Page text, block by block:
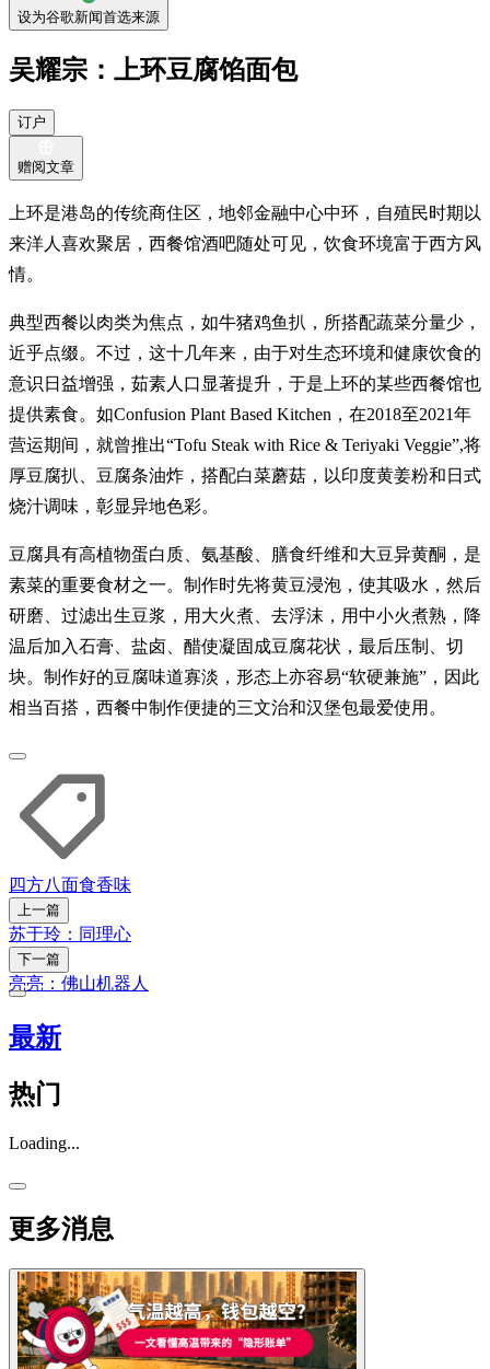
设为谷歌新闻首选来源
吴耀宗：上环豆腐馅面包
订户
赠阅文章
上环是港岛的传统商住区，地邻金融中心中环，自殖民时期以
来洋人喜欢聚居，西餐馆酒吧随处可见，饮食环境富于西方风
情。
典型西餐以肉类为焦点，如牛猪鸡鱼扒，所搭配蔬菜分量少，
近乎点缀。不过，这十几年来，由于对生态环境和健康饮食的
意识日益增强，茹素人口显著提升，于是上环的某些西餐馆也
提供素食。如Confusion Plant Based Kitchen，在2018至2021年
营运期间，就曾推出“Tofu Steak with Rice & Teriyaki Veggie”,将
厚豆腐扒、豆腐条油炸，搭配白菜蘑菇，以印度黄姜粉和日式
烧汁调味，彰显异地色彩。
豆腐具有高植物蛋白质、氨基酸、膳食纤维和大豆异黄酮，是
素菜的重要食材之一。制作时先将黄豆浸泡，使其吸水，然后
研磨、过滤出生豆浆，用大火煮、去浮沫，用中小火煮熟，降
温后加入石膏、盐卤、醋使凝固成豆腐花状，最后压制、切
块。制作好的豆腐味道寡淡，形态上亦容易“软硬兼施”，因此
相当百搭，西餐中制作便捷的三文治和汉堡包最爱使用。
四方八面食香味
上一篇
苏于玲：同理心
下一篇
亮亮：佛山机器人
最新
热门
Loading...
更多消息